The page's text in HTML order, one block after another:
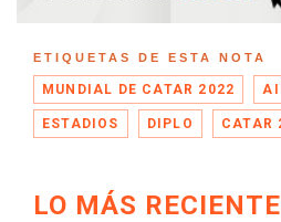
ETIQUETAS DE ESTA NOTA
MUNDIAL DE CATAR 2022
ESTADIOS DIPLO CATAR
LO MÁS RECIENTE